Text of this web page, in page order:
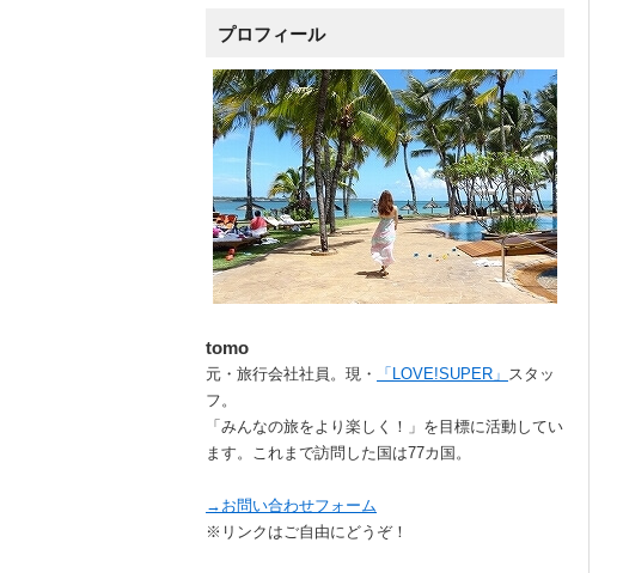
プロフィール
tomo
元・旅行会社社員。現・ 「LOVE!SUPER」 スタッ
フ。
「みんなの旅をより楽しく！」を目標に活動してい
ます。これまで訪問した国は77カ国。
→お問い合わせフォーム
※リンクはご自由にどうぞ！